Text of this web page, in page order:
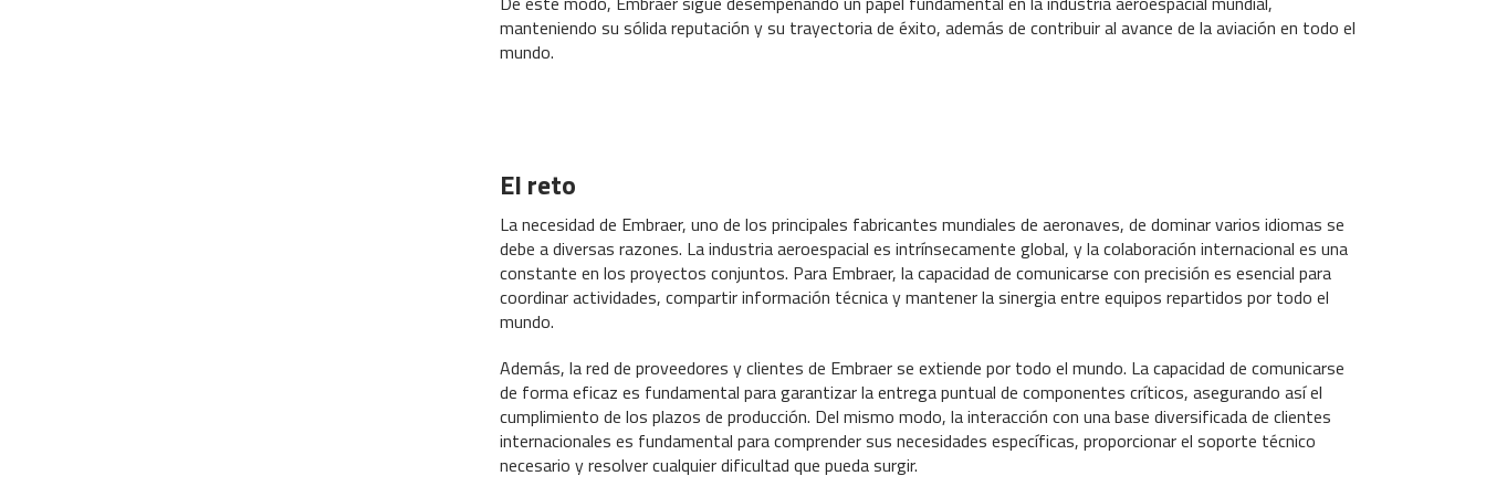
manteniendo su sólida reputación y su trayectoria de éxito, además de contribuir al avance de la aviación en todo el
mundo.
El reto
La necesidad de Embraer, uno de los principales fabricantes mundiales de aeronaves, de dominar varios idiomas se
debe a diversas razones. La industria aeroespacial es intrínsecamente global, y la colaboración internacional es una
constante en los proyectos conjuntos. Para Embraer, la capacidad de comunicarse con precisión es esencial para
coordinar actividades, compartir información técnica y mantener la sinergia entre equipos repartidos por todo el
mundo.
Además, la red de proveedores y clientes de Embraer se extiende por todo el mundo. La capacidad de comunicarse
de forma eficaz es fundamental para garantizar la entrega puntual de componentes críticos, asegurando así el
cumplimiento de los plazos de producción. Del mismo modo, la interacción con una base diversificada de clientes
internacionales es fundamental para comprender sus necesidades específicas, proporcionar el soporte técnico
necesario y resolver cualquier dificultad que pueda surgir.